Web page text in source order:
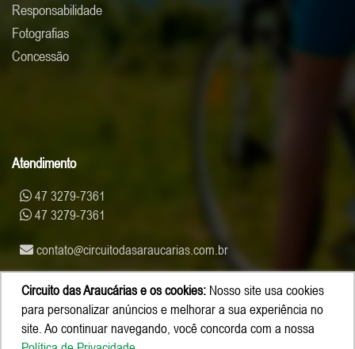
Responsabilidade
Fotografias
Concessão
Atendimento
47 3279-7361
47 3279-7361
contato circuitodasaraucarias.com.br
Circuito das Araucárias e os cookies: Nosso site usa cookies
para personalizar anúncios e melhorar a sua experiência no
site. Ao continuar navegando, você concorda com a nossa